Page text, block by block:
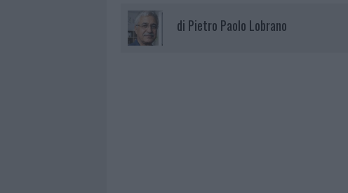
di Pietro Paolo Lobrano